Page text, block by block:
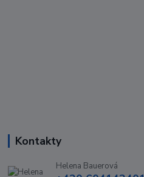
Kontakty
Helena Bauerová